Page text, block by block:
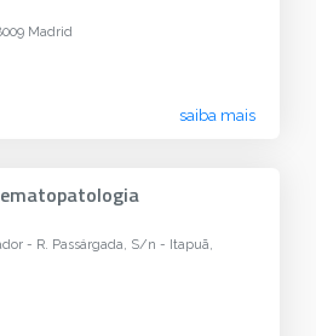
Madrid
saiba mais
- R. Passárgada, S/n - Itapuã,